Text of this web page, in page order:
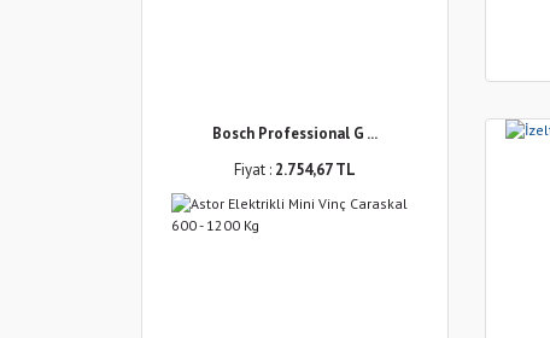
Bosch Professional G ...
Fiyat : 2.754,67 TL